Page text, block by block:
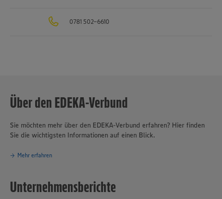
0781 502-6610
Über den EDEKA-Verbund
Sie möchten mehr über den EDEKA-Verbund erfahren? Hier finden
Sie die wichtigsten Informationen auf einen Blick.
Mehr erfahren
Unternehmensberichte